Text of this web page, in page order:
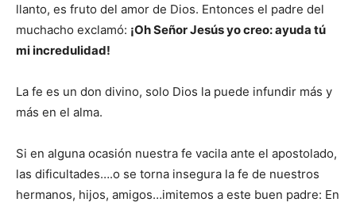
llanto, es fruto del amor de Dios. Entonces el padre del
muchacho exclamó: ¡Oh Señor Jesús yo creo: ayuda tú
mi incredulidad!
La fe es un don divino, solo Dios la puede infundir más y
más en el alma.
Si en alguna ocasión nuestra fe vacila ante el apostolado,
las dificultades….o se torna insegura la fe de nuestros
hermanos, hijos, amigos…imitemos a este buen padre: En